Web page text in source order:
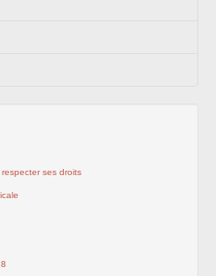
ses droits